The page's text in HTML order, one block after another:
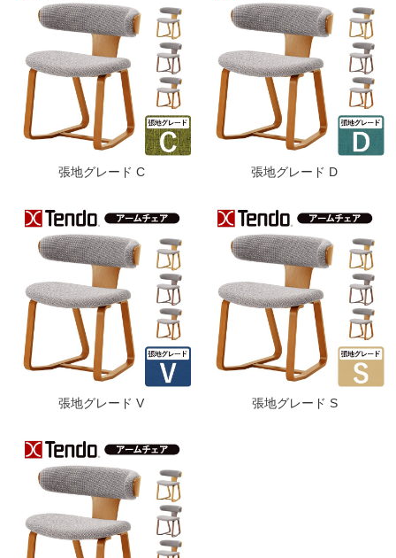
張地グレード C 張地グレード D
張地グレード V 張地グレード S